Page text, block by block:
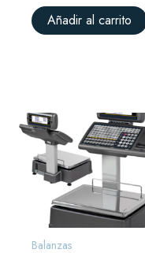
Añadir al carrito
Balanzas